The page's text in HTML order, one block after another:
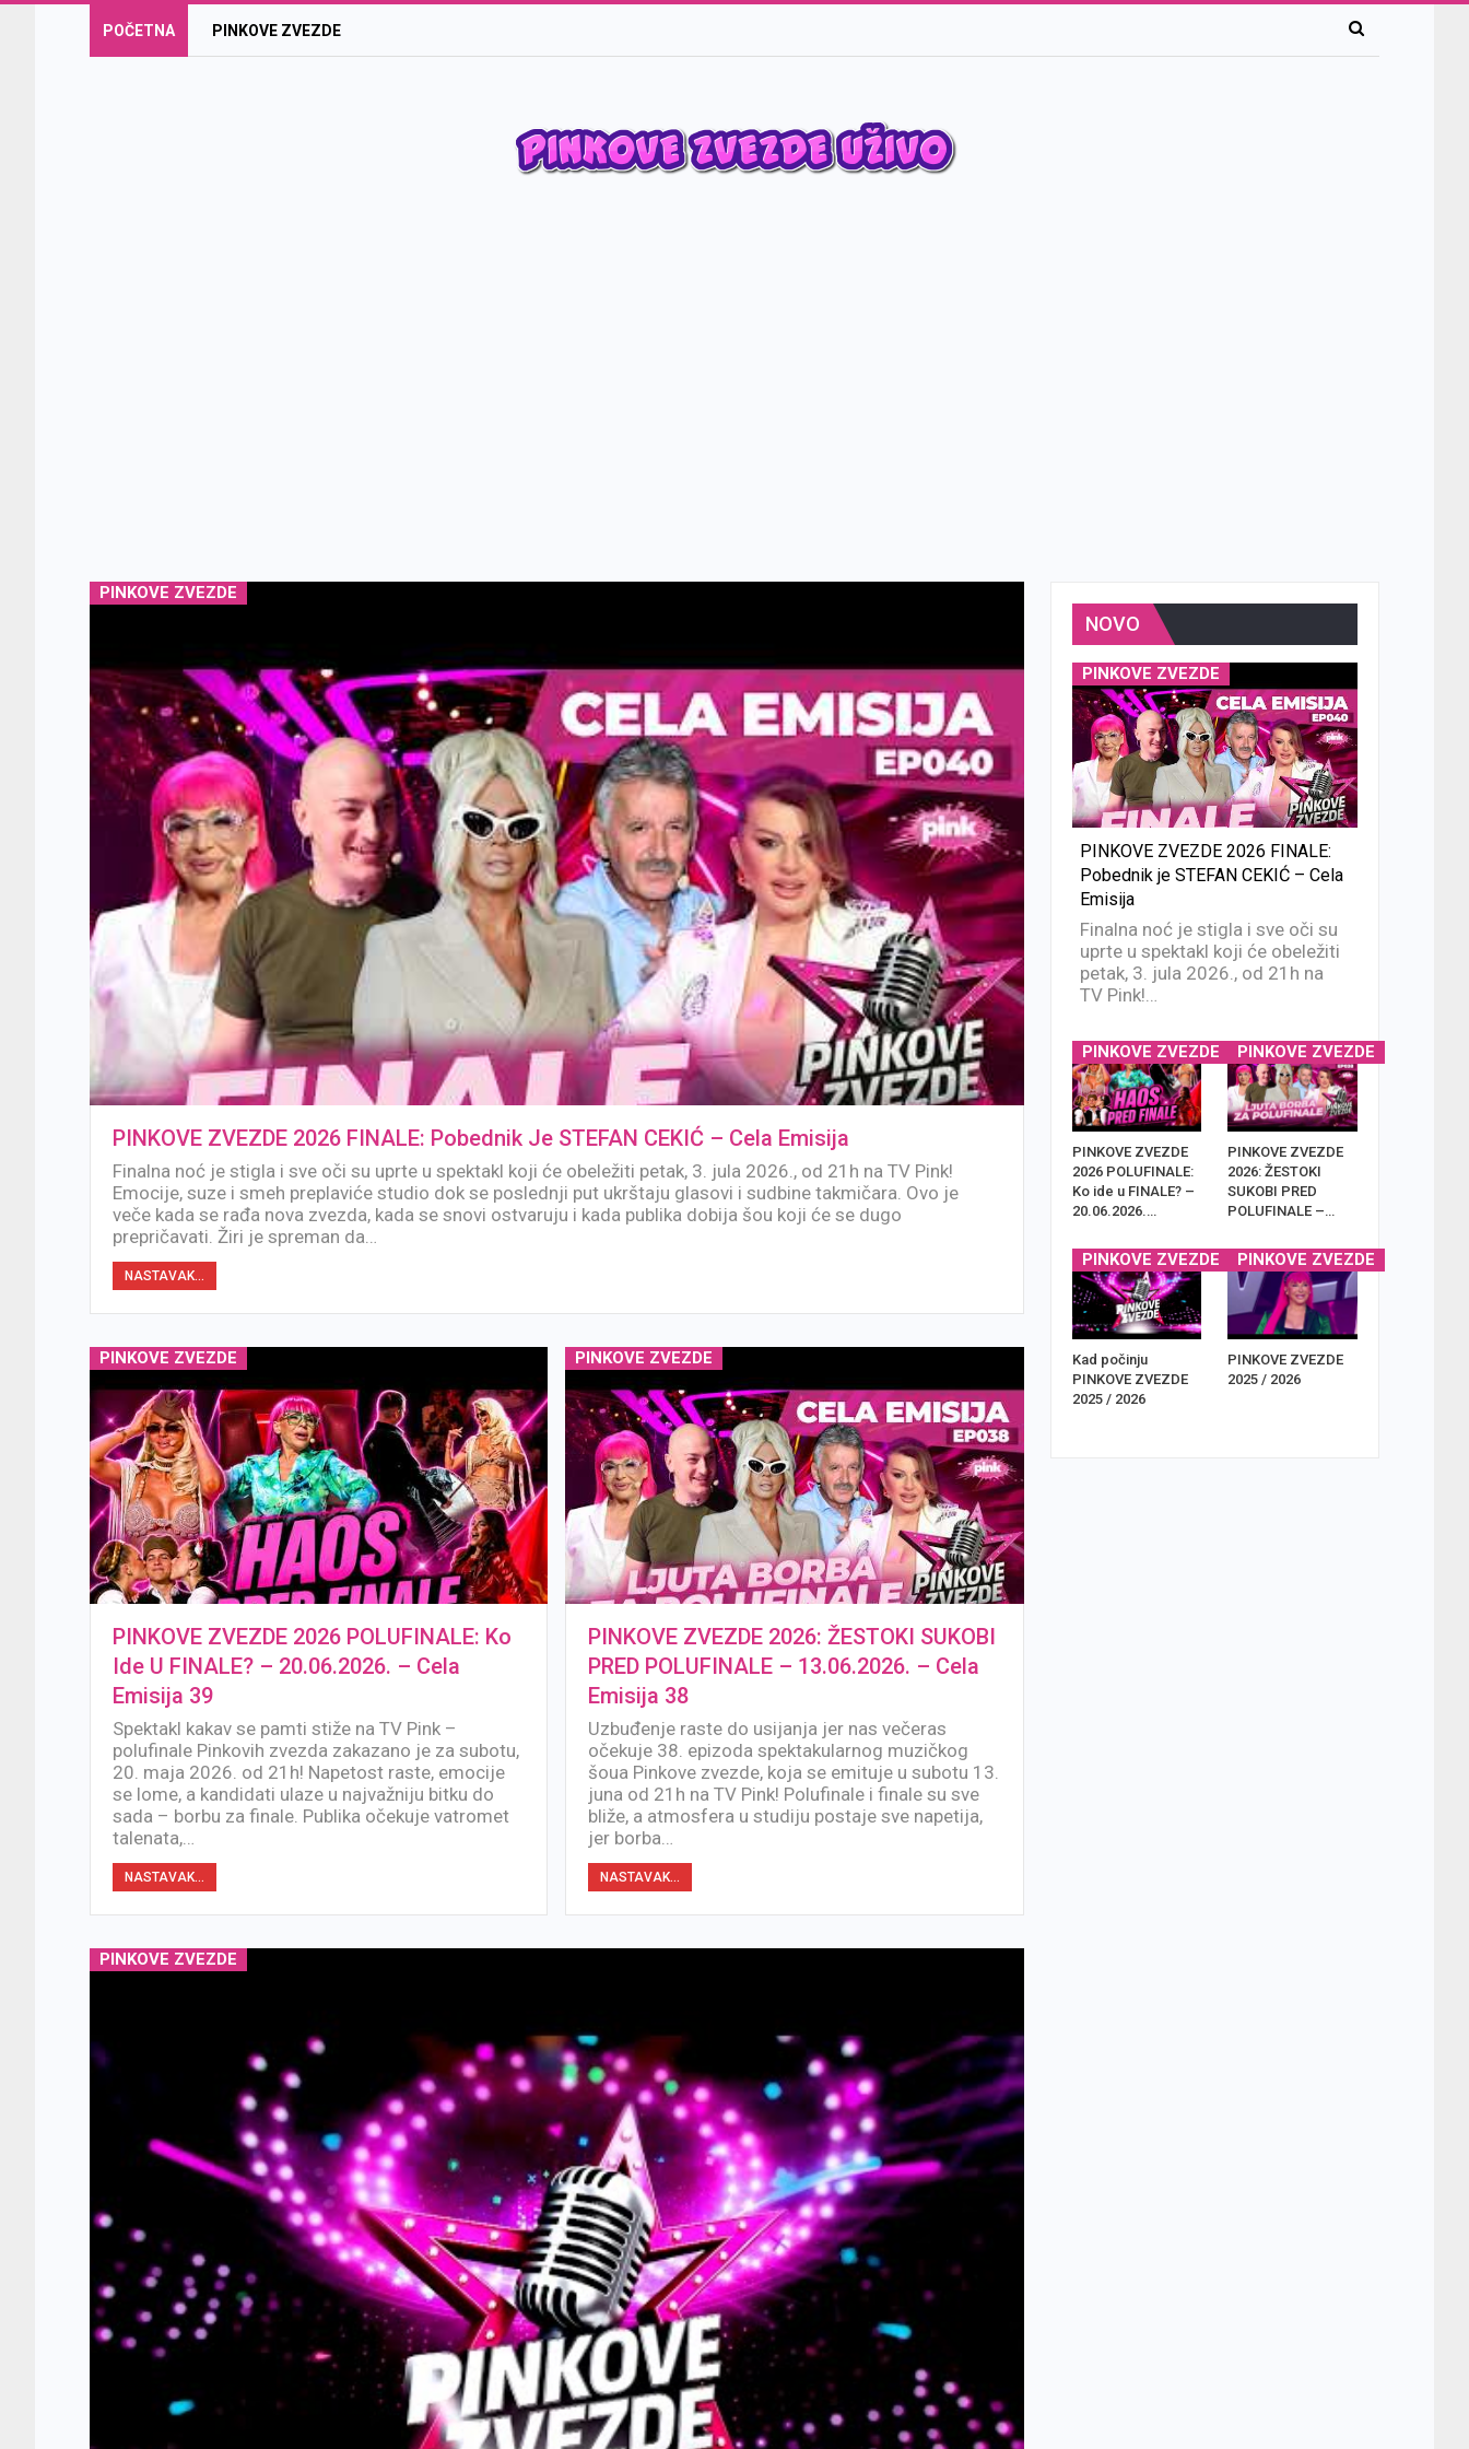
POČETNA PINKOVE ZVEZDE
PINKOVE ZVEZDE
PINKOVE ZVEZDE 2026 FINALE: Pobednik Je STEFAN CEKIĆ – Cela Emisija
Finalna noć je stigla i sve oči su uprte u spektakl koji će obeležiti petak, 3. jula 2026., od 21h na TV Pink!
Emocije, suze i smeh preplaviće studio dok se poslednji put ukrštaju glasovi i sudbine takmičara. Ovo je
veče kada se rađa nova zvezda, kada se snovi ostvaruju i kada publika dobija šou koji će se dugo
prepričavati. Žiri je spreman da…
NASTAVAK...
PINKOVE ZVEZDE
PINKOVE ZVEZDE 2026 POLUFINALE: Ko
Ide U FINALE? – 20.06.2026. – Cela
Emisija 39
Spektakl kakav se pamti stiže na TV Pink –
polufinale Pinkovih zvezda zakazano je za subotu,
20. maja 2026. od 21h! Napetost raste, emocije
se lome, a kandidati ulaze u najvažniju bitku do
sada – borbu za finale. Publika očekuje vatromet
talenata,…
NASTAVAK...
PINKOVE ZVEZDE
PINKOVE ZVEZDE 2026: ŽESTOKI SUKOBI
PRED POLUFINALE – 13.06.2026. – Cela
Emisija 38
Uzbuđenje raste do usijanja jer nas večeras
očekuje 38. epizoda spektakularnog muzičkog
šoua Pinkove zvezde, koja se emituje u subotu 13.
juna od 21h na TV Pink! Polufinale i finale su sve
bliže, a atmosfera u studiju postaje sve napetija,
jer borba…
NASTAVAK...
PINKOVE ZVEZDE
NOVO
PINKOVE ZVEZDE
PINKOVE ZVEZDE 2026 FINALE:
Pobednik je STEFAN CEKIĆ – Cela
Emisija
Finalna noć je stigla i sve oči su
uprte u spektakl koji će obeležiti
petak, 3. jula 2026., od 21h na
TV Pink!…
PINKOVE ZVEZDE
PINKOVE ZVEZDE
2026 POLUFINALE:
Ko ide u FINALE? –
20.06.2026.…
PINKOVE ZVEZDE
PINKOVE ZVEZDE
2026: ŽESTOKI
SUKOBI PRED
POLUFINALE –…
PINKOVE ZVEZDE
Kad počinju
PINKOVE ZVEZDE
2025 / 2026
PINKOVE ZVEZDE
PINKOVE ZVEZDE
2025 / 2026